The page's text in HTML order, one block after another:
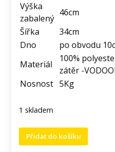
Výška
zabalený
46cm
Šířka
34cm
Dno
po obvodu
Materiál
100%
zátěr -
Nosnost 5Kg
1 skladem
Rolovací
batoh
Přidat do košíku